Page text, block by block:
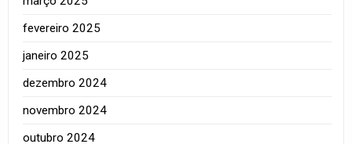
fevereiro 2025
janeiro 2025
dezembro 2024
novembro 2024
outubro 2024